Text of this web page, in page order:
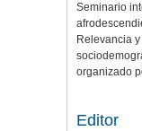
Seminario
Relevancia
organizado
Editor